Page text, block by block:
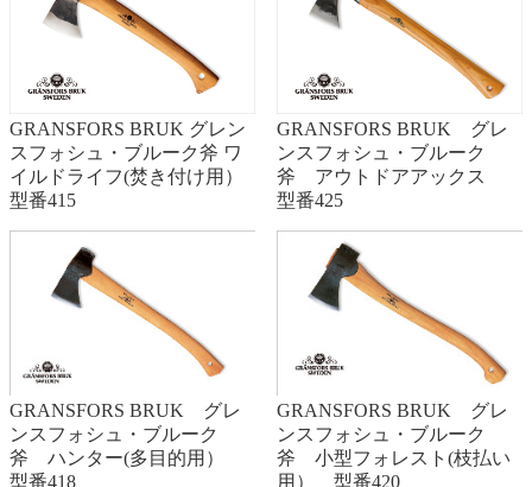
GRANSFORS BRUK グレン
スフォシュ・ブルーク斧 ワ
イルドライフ(焚き付け用）
型番415
GRANSFORS BRUK グレ
ンスフォシュ・ブルーク
斧 アウトドアアックス
型番425
GRANSFORS BRUK グレ
ンスフォシュ・ブルーク
斧 ハンター(多目的用）
型番418
GRANSFORS BRUK グレ
ンスフォシュ・ブルーク
斧 小型フォレスト(枝払い
用） 型番420